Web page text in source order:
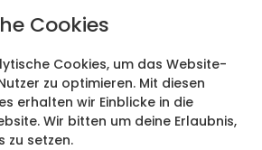
Cookies
Cookies, um das Website-
zu optimieren. Mit diesen
erhalten wir Einblicke in die
Wir bitten um deine Erlaubnis,
zu setzen.